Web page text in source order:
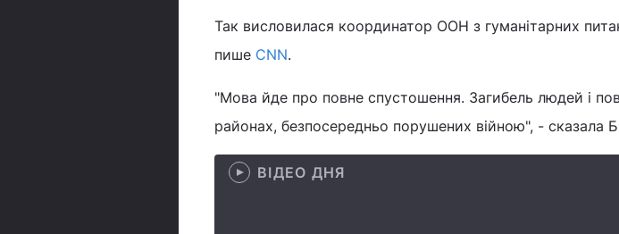
Так висловилася координатор ООН з гуманітарних
пише CNN.
"Мова йде про повне спустошення. Загибель людей і
районах, безпосередньо порушених війною", - сказала
ВІДЕО ДНЯ